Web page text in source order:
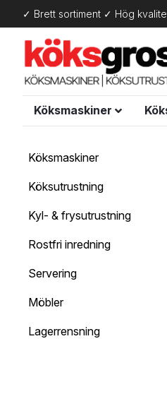
✓ Brett sortiment ✓ Hög
Köksmaskiner
Köksmaskiner
Köksutrustning
Kyl- & frysutrustning
Rostfri inredning
Servering
Möbler
Lagerrensning